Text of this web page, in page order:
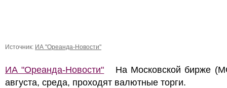
Источник: ИА "Ореанда-Новости"
ИА "Ореанда-Новости" На Московской бирже
августа, среда, проходят валютные торги.